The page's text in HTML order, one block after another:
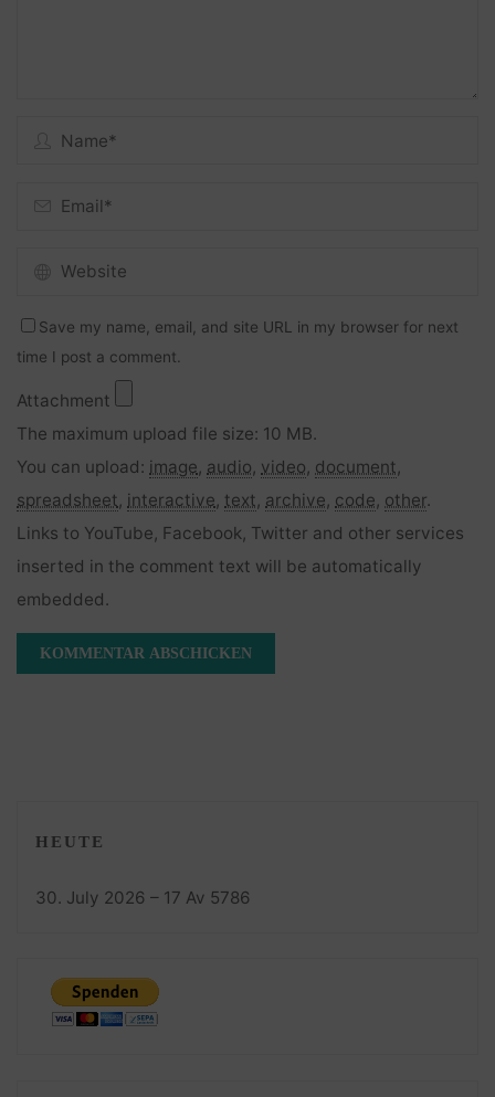
Save my name, email, and site URL in my browser for next
time I post a comment.
Attachment
The maximum upload file size: 10 MB.
You can upload: image, audio, video, document,
spreadsheet, interactive, text, archive, code, other.
Links to YouTube, Facebook, Twitter and other services
inserted in the comment text will be automatically
embedded.
HEUTE
30. July 2026 – 17 Av 5786